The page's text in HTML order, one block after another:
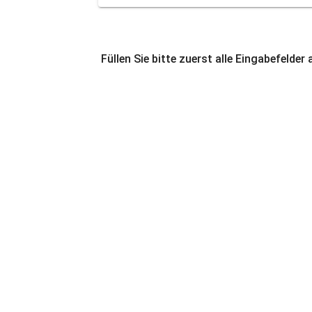
Füllen Sie bitte zuerst alle Eingabefelder